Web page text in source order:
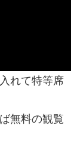
れて特等席
無料の観覧